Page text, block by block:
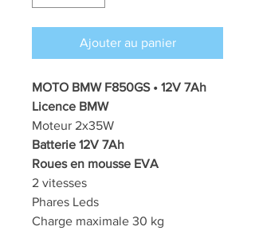
Ajouter au panier
MOTO BMW F850GS • 12V 7Ah
Licence BMW
Moteur 2x35W
Batterie 12V 7Ah
Roues en mousse EVA
2 vitesses
Phares Leds
Charge maximale 30 kg